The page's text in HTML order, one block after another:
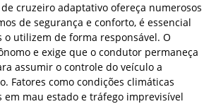
cruzeiro adaptativo ofereça numerosos
de segurança e conforto, é essencial
o utilizem de forma responsável. O
e exige que o condutor permaneça
assumir o controle do veículo a
Fatores como condições climáticas
em mau estado e tráfego imprevisível